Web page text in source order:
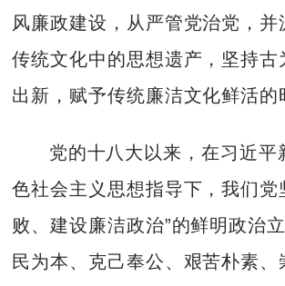
风廉政建设，从严管党治党，并
传统文化中的思想遗产，坚持古
出新，赋予传统廉洁文化鲜活的
党的十八大以来，在习近平
色社会主义思想指导下，我们党
败、建设廉洁政治”的鲜明政治
民为本、克己奉公、艰苦朴素、